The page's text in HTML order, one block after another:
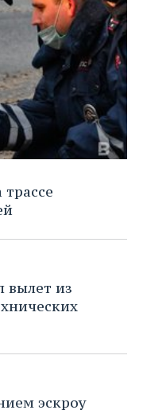
вылет из
эскроу